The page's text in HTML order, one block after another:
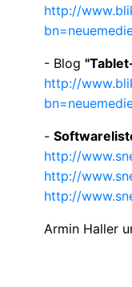
http://
- Blog
http://
-
http://
http://
http://
Armin Haller